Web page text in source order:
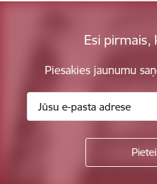
Esi pirmais,
Piesakies jaunumu